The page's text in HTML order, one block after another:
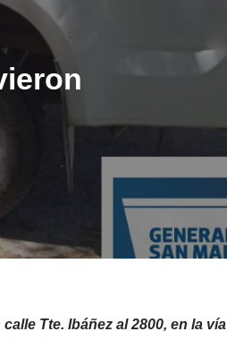
Tte. Ibáñez al 2800, en la vía